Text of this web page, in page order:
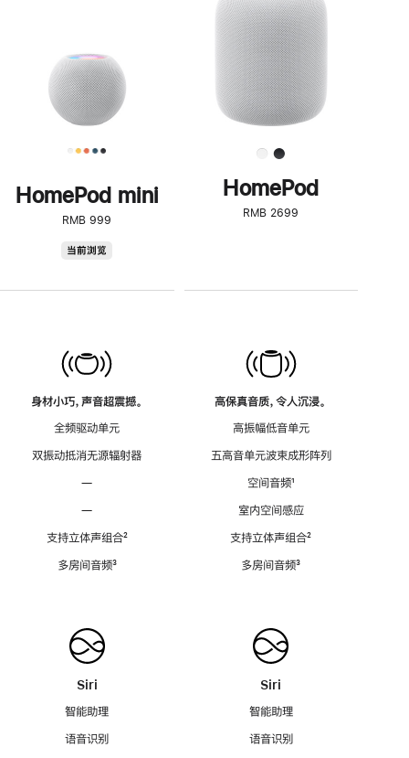
HomePod mini
RMB 999
当前浏览
身材小巧，声音超震撼。
全频驱动单元
双振动抵消无源辐射器
—
—
支持立体声组合脚
²
多房间音频脚
³
Siri
智能助理
语音识别
了
解
HomePod<
HomePod
RMB 2699
高保真音质，令人沉浸。
高振幅低音单元
五高音单元波束成形阵列
空间音频脚
¹
室内空间感应
支持立体声组合脚
²
多房间音频脚
³
Siri
智能助理
语音识别